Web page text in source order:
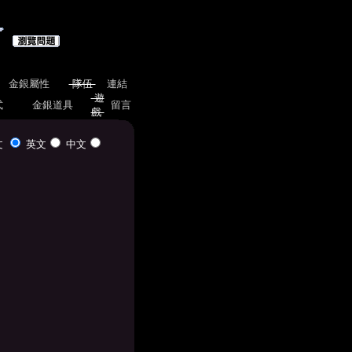
金銀屬性 隊伍
連結
金銀道具
遊
戲
留言
英文 中文